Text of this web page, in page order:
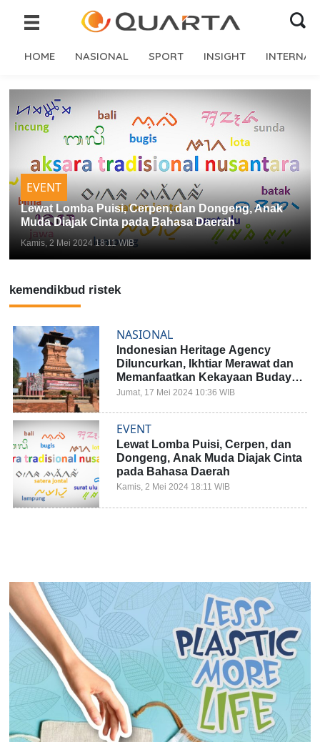
HOME NASIONAL SPORT INSIGHT
EVENT
Lewat Lomba Puisi, Cerpen, dan Dongeng, Anak
Muda Diajak Cinta pada Bahasa Daerah
Kamis, 2 Mei 2024 18:11 WIB
kemendikbud ristek
NASIONAL
Indonesian Heritage Agency
Diluncurkan, Ikhtiar Merawat dan
Memanfaatkan Kekayaan Budaya
Bangsa
Jumat, 17 Mei 2024 10:36 WIB
EVENT
Lewat Lomba Puisi, Cerpen, dan
Dongeng, Anak Muda Diajak Cinta
pada Bahasa Daerah
Kamis, 2 Mei 2024 18:11 WIB